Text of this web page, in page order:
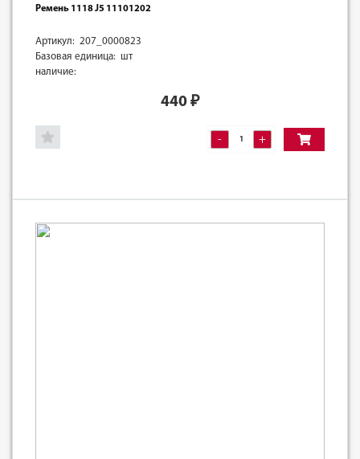
Ремень 1118 J5 11101202
Артикул: 207_0000823
Базовая единица: шт
наличие:
440 ₽
- +